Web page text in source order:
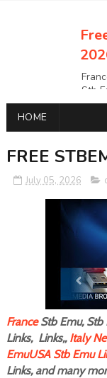
Stb
HOME
FREE
July 05, 2026
FranceStb Emu, Stb
Links, Links,, Italy
EmuUSA Stb Emu
Links, and many